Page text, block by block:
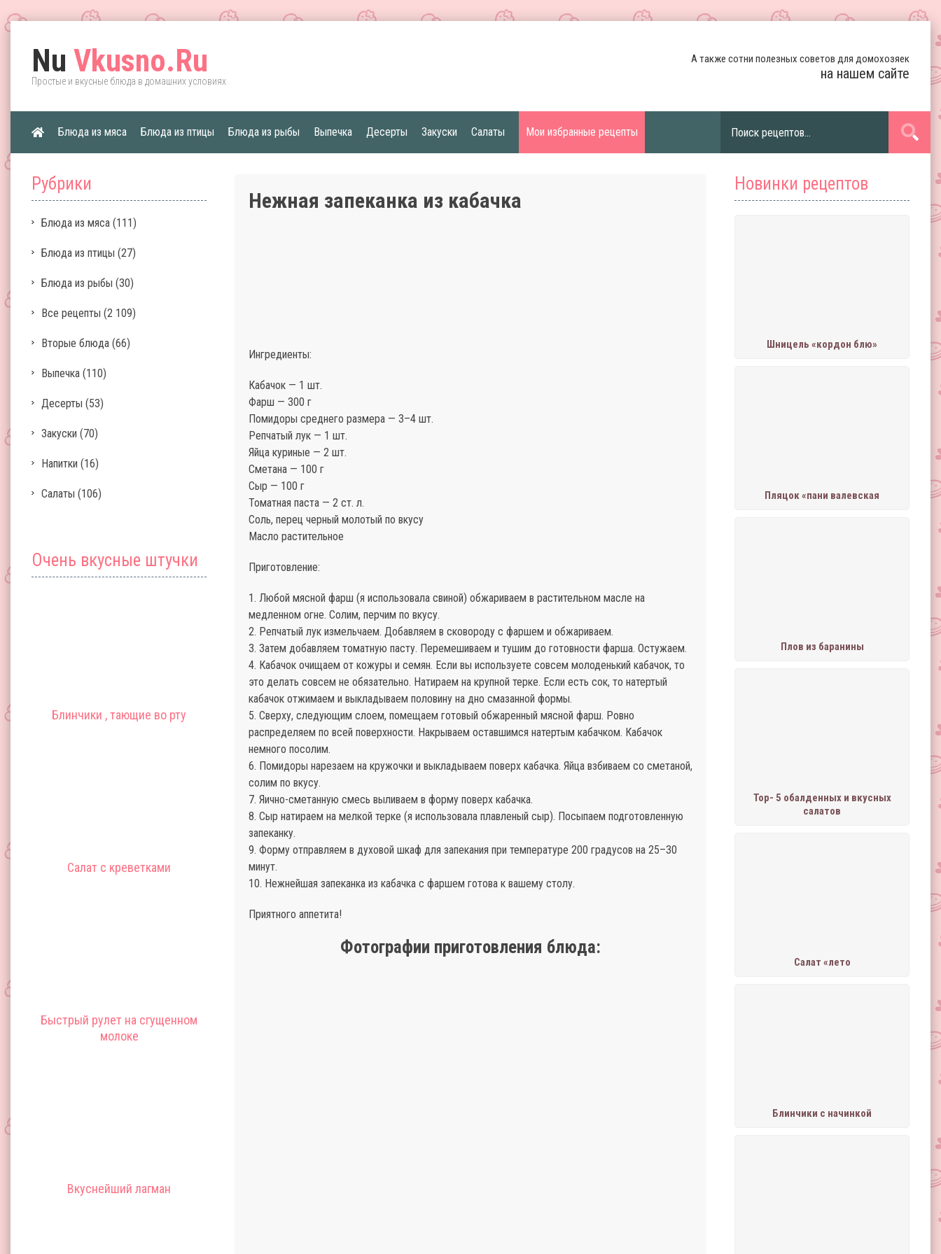
Nu Vkusno.Ru
Простые и вкусные блюда в домашних условиях
А также сотни полезных советов для домохозяек
на нашем сайте
Блюда из мяса Блюда из птицы Блюда из рыбы Выпечка Десерты Закуски Салаты Мои избранные рецепты
Рубрики
Блюда из мяса (111)
Блюда из птицы (27)
Блюда из рыбы (30)
Все рецепты (2 109)
Вторые блюда (66)
Выпечка (110)
Десерты (53)
Закуски (70)
Напитки (16)
Салаты (106)
Очень вкусные штучки
Блинчики , тающие во рту
Салат с креветками
Быстрый рулет на сгущенном
молоке
Вкуснейший лагман
Новинки рецептов
Шницель «кордон блю»
Пляцок «пани валевская
Плов из баранины
Тор- 5 обалденных и вкусных
салатов
Салат «лето
Блинчики с начинкой
Нежная запеканка из кабачка
Ингредиенты:
Кабачок — 1 шт.
Фарш — 300 г
Помидоры среднего размера — 3–4 шт.
Репчатый лук — 1 шт.
Яйца куриные — 2 шт.
Сметана — 100 г
Сыр — 100 г
Томатная паста — 2 ст. л.
Соль, перец черный молотый по вкусу
Масло растительное
Приготовление:
1. Любой мясной фарш (я использовала свиной) обжариваем в растительном масле на
медленном огне. Солим, перчим по вкусу.
2. Репчатый лук измельчаем. Добавляем в сковороду с фаршем и обжариваем.
3. Затем добавляем томатную пасту. Перемешиваем и тушим до готовности фарша. Остужаем.
4. Кабачок очищаем от кожуры и семян. Если вы используете совсем молоденький кабачок, то
это делать совсем не обязательно. Натираем на крупной терке. Если есть сок, то натертый
кабачок отжимаем и выкладываем половину на дно смазанной формы.
5. Сверху, следующим слоем, помещаем готовый обжаренный мясной фарш. Ровно
распределяем по всей поверхности. Накрываем оставшимся натертым кабачком. Кабачок
немного посолим.
6. Помидоры нарезаем на кружочки и выкладываем поверх кабачка. Яйца взбиваем со сметаной,
солим по вкусу.
7. Яично-сметанную смесь выливаем в форму поверх кабачка.
8. Сыр натираем на мелкой терке (я использовала плавленый сыр). Посыпаем подготовленную
запеканку.
9. Форму отправляем в духовой шкаф для запекания при температуре 200 градусов на 25–30
минут.
10. Нежнейшая запеканка из кабачка с фаршем готова к вашему столу.
Приятного аппетита!
Фотографии приготовления блюда: